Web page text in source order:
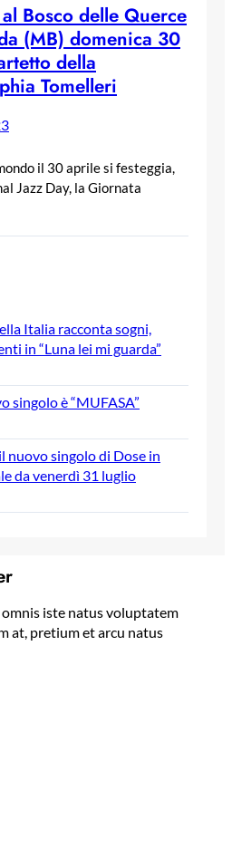
Bosco delle Querce
(MB) domenica 30
della
Tomelleri
il 30 aprile si festeggia,
Jazz Day, la Giornata
Italia racconta sogni,
in “Luna lei mi guarda”
singolo è “MUFASA”
nuovo singolo di Dose in
da venerdì 31 luglio
iste natus voluptatem
at, pretium et arcu natus